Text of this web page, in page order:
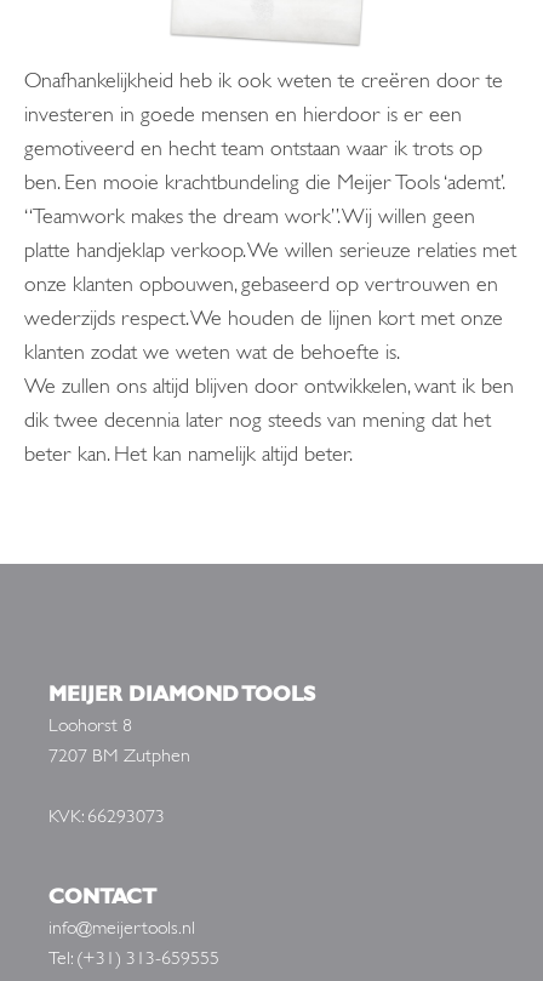
Onafhankelijkheid heb ik ook weten te creëren door te
investeren in goede mensen en hierdoor is er een
gemotiveerd en hecht team ontstaan waar ik trots op
ben. Een mooie krachtbundeling die Meijer Tools ‘ademt’.
“Teamwork makes the dream work”. Wij willen geen
platte handjeklap verkoop. We willen serieuze relaties met
onze klanten opbouwen, gebaseerd op vertrouwen en
wederzijds respect. We houden de lijnen kort met onze
klanten zodat we weten wat de behoefte is.
We zullen ons altijd blijven door ontwikkelen, want ik ben
dik twee decennia later nog steeds van mening dat het
beter kan. Het kan namelijk altijd beter.
MEIJER DIAMOND TOOLS
Loohorst 8
7207 BM Zutphen
KVK: 66293073
CONTACT
info@meijertools.nl
Tel: (+31) 313-659555